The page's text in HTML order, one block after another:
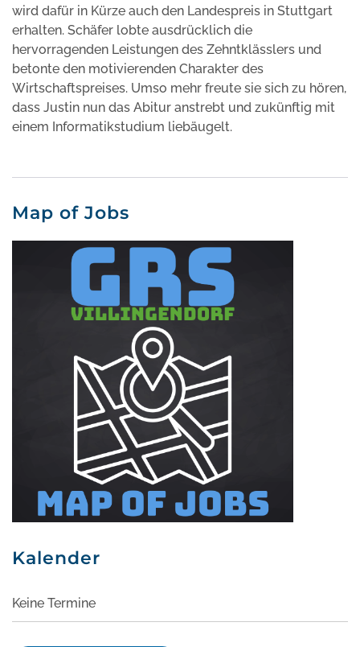
wird dafür in Kürze auch den Landespreis in Stuttgart
erhalten. Schäfer lobte ausdrücklich die
hervorragenden Leistungen des Zehntklässlers und
betonte den motivierenden Charakter des
Wirtschaftspreises. Umso mehr freute sie sich zu hören,
dass Justin nun das Abitur anstrebt und zukünftig mit
einem Informatikstudium liebäugelt.
Map of Jobs
Kalender
Keine Termine